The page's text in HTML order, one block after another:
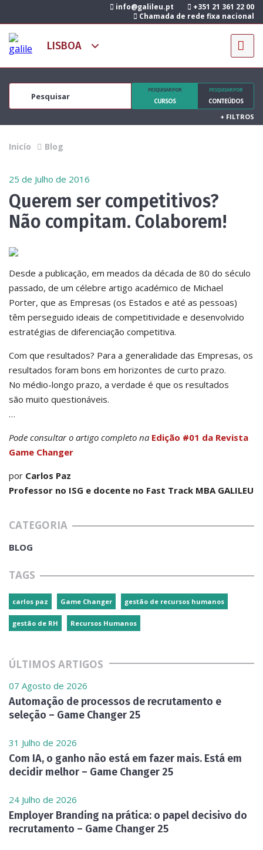
info@galileu.pt
+351 21 361 22 00
Chamada de rede fixa nacional
PESQUISAR POR
CURSOS
PESQUISAR POR
CONTEÚDOS
+ FILTROS
Inicío Blog
25 de Julho de 2016
Querem ser competitivos?
Não compitam. Colaborem!
Desde a publicação, em meados da década de 80 do século
passado, de um célebre artigo académico de Michael
Porter, que as Empresas (os Estados e até as pessoas)
têm perseguido ideais de competitividade e desenvolvido
estratégias de diferenciação competitiva.
Com que resultados? Para a generalidade das Empresas, os
resultados foram bons em horizontes de curto prazo.
No médio-longo prazo, a verdade é que os resultados
são muito questionáveis.
…
Pode consultar o artigo completo na Edição #01 da Revista
Game Changer
por Carlos Paz
Professor no ISG e docente no Fast Track MBA GALILEU
CATEGORIA
BLOG
TAGS
carlos paz Game Changer gestão de recursos humanos
gestão de RH Recursos Humanos
ÚLTIMOS ARTIGOS
07 Agosto de 2026
Automação de processos de recrutamento e
seleção – Game Changer 25
31 Julho de 2026
Com IA, o ganho não está em fazer mais. Está em
decidir melhor – Game Changer 25
24 Julho de 2026
Employer Branding na prática: o papel decisivo do
recrutamento – Game Changer 25